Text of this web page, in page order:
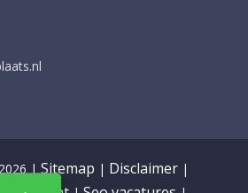
|Sitemap | Disclaimer |